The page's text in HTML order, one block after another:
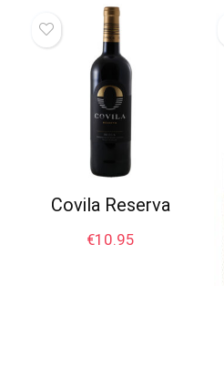
Covila Reserva
€10.95